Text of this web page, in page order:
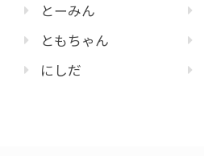
とーみん
ともちゃん
にしだ